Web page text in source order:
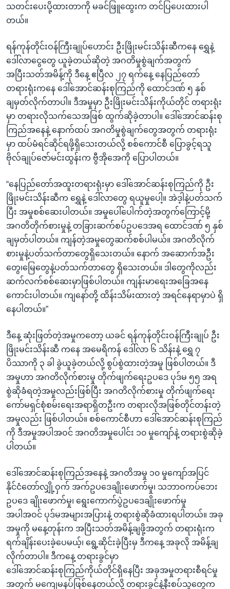
သတင်းပေးပို့ထားတာကို မခင်ဖြူထွေးက တင်ပြပေးထားပါ
တယ်။
ရန်ကုန်တိုင်းဝန်ကြီးချုပ်ဟောင်း ဦးဖြိုးမင်းသိန်းဆီကနေ ရွှေနဲ့
ဒေါ်လာငွေတွေ ယူခဲ့တယ်ဆိုတဲ့ အဂတိမှုစွဲချက်အတွက်
အပြီးသတ်အမိန့်ကို ဒီနေ့ ဧပြီလ ၂၇ ရက်နေ့ နေပြည်တော်
တရားရုံးကနေ ဒေါ်အောင်ဆန်းစုကြည်ကို ထောင်ဒဏ် ၅ နှစ်
ချမှတ်လိုက်တာပါ။ ဒီအမှုမှာ ဦးဖြိုးမင်းသိန်းကိုယ်တိုင် တရားရုံး
မှာ တရားလိုသက်သေအဖြစ် ထွက်ဆိုခဲ့တာပါ။ ဒေါ်အောင်ဆန်းစု
ကြည်အနေနဲ့ နောက်ထပ် အဂတိမှုစွဲချက်တွေအတွက် တရားရုံး
မှာ ထပ်မံရင်ဆိုင်ရဖို့ရှိသေးတယ်လို့ စစ်ကောင်စီ ပြောခွင့်ရသူ
ဗိုလ်ချုပ်ဇော်မင်းထွန်းက ဗွီအိုအေကို ပြောပါတယ်။
“နေပြည်တော်အထူးတရားရုံးမှာ ဒေါ်အောင်ဆန်းစုကြည်ကို ဦး
ဖြိုးမင်းသိန်းဆီက ရွှေနဲ့ ဒေါ်လာတွေ ရယူမှုပေါ့။ အဲဒ့ါနဲ့ပတ်သက်
ပြီး အမှုစစ်ဆေးပါတယ်။ အမှုပေါ်ပေါက်တဲ့အတွက်ကြောင့်မို့
အဂတိတိုက်စားမှုနဲ့ တခြားဆက်စပ်ဥပဒေအရ ထောင်ဒဏ် ၅ နှစ်
ချမှတ်ပါတယ်။ ကျန်တဲ့အမှုတွေဆက်စစ်ပါမယ်။ အဂတိလိုက်
စားမှုနဲ့ပတ်သက်တာတွေရှိသေးတယ်။ နောက် အဆောက်အဦး
တွေ၊မြေတွေနဲ့ပတ်သက်တာတွေ ရှိသေးတယ်။ ဒါတွေကိုလည်း
ဆက်လက်စစ်ဆေးမှာဖြစ်ပါတယ်။ ကျန်းမာရေးအခြေအနေ
ကောင်းပါတယ်။ ကျနော်တို့ ထိန်းသိမ်းထားတဲ့ အရင်နေရာမှာပဲ ရှိ
နေပါတယ်။”
ဒီနေ့ ဆုံးဖြတ်တဲ့အမှုကတော့ ယခင် ရန်ကုန်တိုင်းဝန်ကြီးချုပ် ဦး
ဖြိုးမင်းသိန်းဆီ ကနေ အမေရိကန် ဒေါ်လာ ၆ သိန်းနဲ့ ရွှေ ၇
ပိဿာကို ၃ ခါ ခွဲယူခဲ့တယ်လို့ စွပ်စွဲထားတဲ့အမှု ဖြစ်ပါတယ်။ ဒီ
အမှုဟာ အဂတိလိုက်စားမှု တိုက်ဖျက်ရေးဥပ‌ဒေ ပုဒ်မ ၅၅ အရ
စွဲဆိုခံရတဲ့အမှုလည်းဖြစ်ပြီး အဂတိလိုက်စားမှု တိုက်ဖျက်ရေး
ကော်မရှင်စုံစမ်းရေးအရာရှိတဦးက တရားလိုအဖြစ်တိုင်တန်းတဲ့
အမှုလည်း ဖြစ်ပါတယ်။ စစ်ကောင်စီဟာ ဒေါ်အောင်ဆန်းစုကြည်
ကို ဒီအမှုအပါအဝင် အဂတိအမှုပေါင်း ၁၀ မှုကျော်နဲ့ တရားစွဲဆိုခဲ့
ပါတယ်။
ဒေါ်အောင်ဆန်းစုကြည်အနေနဲ့ အဂတိအမှု ၁၀ မှုကျော်အပြင်
နိုင်ငံတော်လျှို့ဝှက် အက်ဥပဒေချိုးဖောက်မှု၊ သဘာဝကပ်ဘေး
ဥပဒေ ချိုးဖောက်မှု၊ ရွေးကောက်ပွဲဥပဒေချိုးဖောက်မှု
အပါအဝင် ပုဒ်မအများအပြားနဲ့ တရားစွဲဆိုခံထားရပါတယ်။ အခု
အမှုကို မနေ့တုန်းက အပြီးသတ်အမိန့်ချဖို့အတွက် တရားရုံးက
ရက်ချိန်းပေးခဲ့ပေမယ့်၊ ရွေ့ဆိုင်းခဲ့ပြီးမှ ဒီကနေ့ အခုလို အမိန့်ချ
လိုက်တာပါ။ ဒီကနေ့ တရားခွင်မှာ
ဒေါ်အောင်ဆန်းစုကြည်ကိုယ်တိုင်ရှိနေပြီး အခုအမှုတရားစီရင်မှု
အတွက် မကျေမနပ်ဖြစ်နေတယ်လို့ တရားခွင်နဲ့နီးစပ်သူတွေက